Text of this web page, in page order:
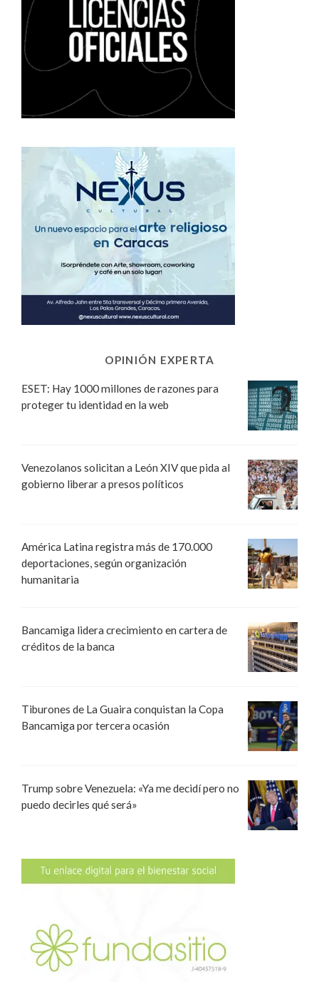
OPINIÓN EXPERTA
ESET: Hay 1000 millones de razones para
proteger tu identidad en la web
Venezolanos solicitan a León XIV que pida al
gobierno liberar a presos políticos
América Latina registra más de 170.000
deportaciones, según organización
humanitaria
Bancamiga lidera crecimiento en cartera de
créditos de la banca
Tiburones de La Guaira conquistan la Copa
Bancamiga por tercera ocasión
Trump sobre Venezuela: «Ya me decidí pero no
puedo decirles qué será»